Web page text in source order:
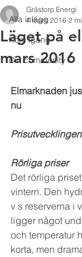
Alla inlägg
Kom igång
Din community
Läget på
mars 2016
Grästorp Energi
4 mars 2016 2
Elmarknaden
Prisutvecklingen
Rörliga priser
Det rörliga
vintern. Den
v s reserverna i
ligger något
och temperatur
korta, men